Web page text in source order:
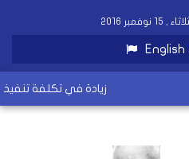
, ١٥ نوفمبر ٢٠١٦
12 % زيادة في تكلفة